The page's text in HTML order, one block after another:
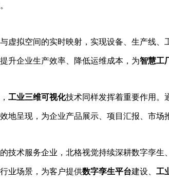
虚拟空间的实时映射，实现设备、生产线
升企业生产效率、降低运维成本，为智慧工
工业三维可视化技术同样发挥着重要作用。
地呈现，为企业产品展示、项目汇报、市场
技术服务企业，北格视觉持续深耕数字孪
业场景，为客户提供数字孪生平台建设、 工